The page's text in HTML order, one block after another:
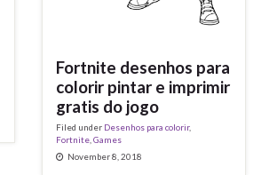
Fortnite desenhos para
colorir pintar e imprimir
gratis do jogo
Filed under Desenhos para colorir,
Fortnite, Games
November 8, 2018